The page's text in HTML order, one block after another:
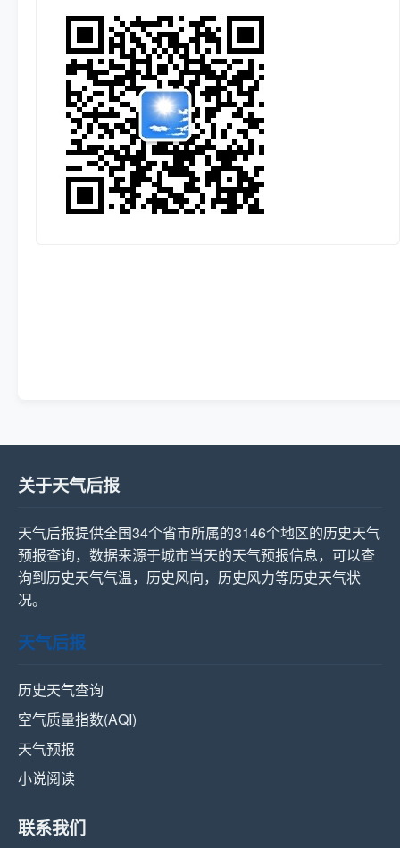
关于天气后报
天气后报提供全国34个省市所属的3146个地区的历史天气
预报查询，数据来源于城市当天的天气预报信息，可以查
询到历史天气气温，历史风向，历史风力等历史天气状
况。
天气后报
历史天气查询
空气质量指数(AQI)
天气预报
小说阅读
联系我们